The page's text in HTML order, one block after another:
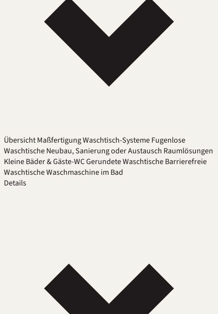
ÜbersichtMaßfertigungWaschtisch-SystemeFugenlose
WaschtischeNeubau, Sanierung oder Austausch Raumlösungen
Kleine Bäder & Gäste-WCGerundete WaschtischeBarrierefreie
WaschtischeWaschmaschine im Bad
Details